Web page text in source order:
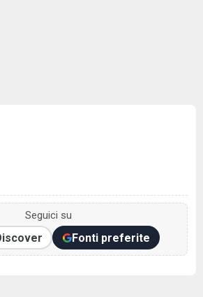
Seguici su
Fonti preferite